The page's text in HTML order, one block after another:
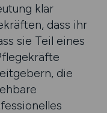
klar
dass ihr
sie Teil eines
die